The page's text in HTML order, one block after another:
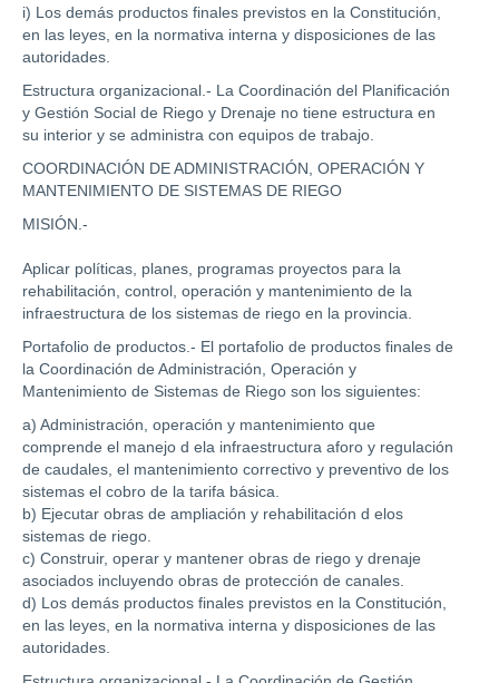
i) Los demás productos finales previstos en la Constitución,
en las leyes, en la normativa interna y disposiciones de las
autoridades.
Estructura organizacional.- La Coordinación del Planificación
y Gestión Social de Riego y Drenaje no tiene estructura en
su interior y se administra con equipos de trabajo.
COORDINACIÓN DE ADMINISTRACIÓN, OPERACIÓN Y
MANTENIMIENTO DE SISTEMAS DE RIEGO
MISIÓN.-
Aplicar políticas, planes, programas proyectos para la
rehabilitación, control, operación y mantenimiento de la
infraestructura de los sistemas de riego en la provincia.
Portafolio de productos.- El portafolio de productos finales de
la Coordinación de Administración, Operación y
Mantenimiento de Sistemas de Riego son los siguientes:
a) Administración, operación y mantenimiento que
comprende el manejo d ela infraestructura aforo y regulación
de caudales, el mantenimiento correctivo y preventivo de los
sistemas el cobro de la tarifa básica.
b) Ejecutar obras de ampliación y rehabilitación d elos
sistemas de riego.
c) Construir, operar y mantener obras de riego y drenaje
asociados incluyendo obras de protección de canales.
d) Los demás productos finales previstos en la Constitución,
en las leyes, en la normativa interna y disposiciones de las
autoridades.